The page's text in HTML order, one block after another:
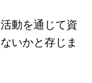
動を通じて資
いかと存じま